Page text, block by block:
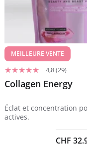
MEILLEURE VENTE
4,8 (29)
Collagen Energy
Éclat et concentration
actives.
CHF
être
choisies
page
produit